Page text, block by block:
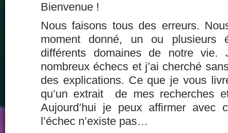
Bienvenue !
Nous faisons tous des erreurs.
moment donné, un ou plusieurs
différents domaines de notre vie.
nombreux échecs et j’ai cherché
des explications. Ce que je vous
qu’un extrait de mes recherches
Aujourd’hui je peux affirmer avec
l’échec n’existe pas…